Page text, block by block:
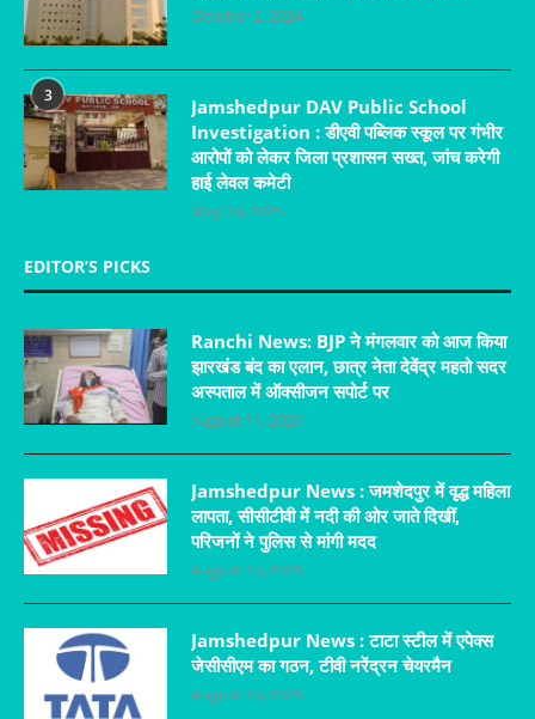
October 2, 2024
3
Jamshedpur DAV Public School
Investigation : डीएवी पब्लिक स्कूल पर गंभीर
आरोपों को लेकर जिला प्रशासन सख्त, जांच करेगी
हाई लेवल कमेटी
May 19, 2025
EDITOR’S PICKS
Ranchi News: BJP ने मंगलवार को आज किया
झारखंड बंद का एलान, छात्र नेता देवेंद्र महतो सदर
अस्पताल में ऑक्सीजन सपोर्ट पर
August 11, 2026
Jamshedpur News : जमशेदपुर में वृद्ध महिला
लापता, सीसीटीवी में नदी की ओर जाते दिखीं,
परिजनों ने पुलिस से मांगी मदद
August 10, 2026
Jamshedpur News : टाटा स्टील में एपेक्स
जेसीसीएम का गठन, टीवी नरेंद्रन चेयरमैन
August 10, 2026